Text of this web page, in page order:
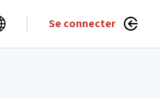
Se connecter